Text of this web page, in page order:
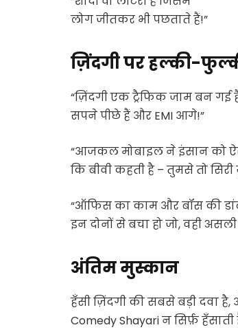
लोग जीतकर भी पछताते हैं!”
ज़िंदगी पर हल्की-
“ज़िंदगी एक ट्रैफिक जाम बन गई
सपने पीछे हैं और EMI आगे!”
“आजकल मोबाइल ने इंसान को
कि बीवी कहती है – तुमसे तो सिरी
“ऑफिस का काम और बॉस की
इन दोनों से बचा हो जो, वही
अंतिम मुस्कान
हँसी ज़िंदगी की सबसे बड़ी दवा
Comedy Shayari न सिर्फ़ हँसाती